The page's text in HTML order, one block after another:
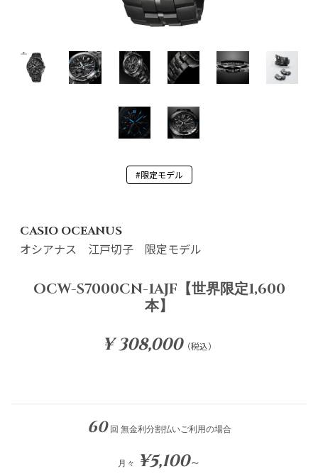
#限定モデル
CASIO OCEANUS
オシアナス 江戸切子 限定モデル
OCW-S7000CN-1AJF【世界限定1,600
本】
¥ 308,000（税込）
60 回 無金利分割払いご利用の場合
月々 ¥5,100～